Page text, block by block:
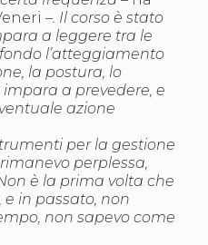
formativo
FISDIR
Fisico
Didattica infantile
sportivi
di Gara
Fiscale
– . Il corso è stato
a leggere tra le
l’atteggiamento
la postura, lo
a prevedere, e
azione
per la gestione
perplessa,
è la prima volta che
e in passato, non
non sapevo come